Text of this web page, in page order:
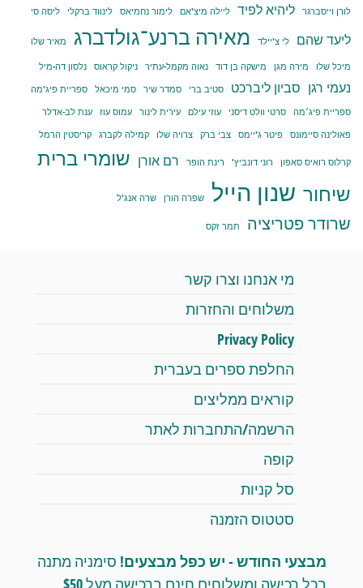
לורן וייסברגר
ליהיא לפיד ליילה מיצ'אם לימור נחמיאס לינווד ברקלי ליסה סי
ליעד שהם לי צ'יילד מאירה ברנע־גולדברג מאיר שלו
מיכל שלו מירה מגן מישקה בן דוד נאוה מקמל-עתיר ניקול קראוס נלסון דה-מיל
נעמי רגן סביון ליברכט סטיב ברי סמדר שיר סמי מיכאל
ספריית פיג'מה
ספריית פיג׳מה
סרטי וולט דיסני עוזי עילם עירית לינור עמוס עוז
ענת לב-אדלר
פאולינה סיימונס
פיטר ג'יימס צבי ברק צרויה שלו קמילה לקברג קריסטין הרמל
קרלוס רואיס סאפון רוני דונביץ' רינת הופר רם אורן שומרי ברית
שיחור שנון הייל שפרה הורן שרה אנג'ל
שרודר פטריציה תמר זקס
מי אנחנו וצרו קשר
משלוחים והחזרות
Privacy Policy
החלפת ספרים בעברית
קוראים ממליצים
הרשמה/התחברות לאתר
קופה
סל קניות
סטטוס הזמנה
מבצעי החודש - יש כפל מבצעים! סימניה מתנה